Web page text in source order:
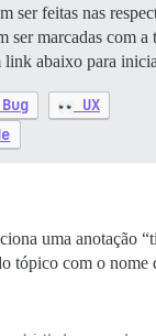
ser feitas nas
ser marcadas com a
abaixo para
Bug
UX
uma anotação
tópico com o nome